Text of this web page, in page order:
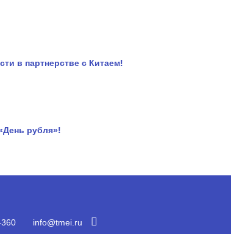
в партнерстве с Китаем!
рубля»!
info@tmei.ru